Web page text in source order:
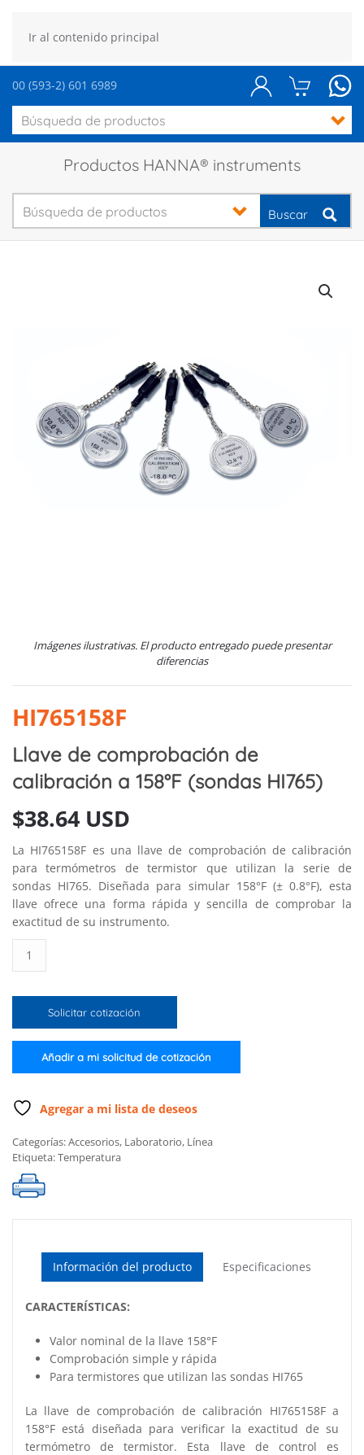
Ir al contenido principal
00 (593-2) 601 6989
Productos HANNA® instruments
Buscar
Imágenes ilustrativas. El producto entregado puede presentar
diferencias
HI765158F
Llave de comprobación de
calibración a 158°F (sondas HI765)
$38.64 USD
La HI765158F es una llave de comprobación de calibración
para termómetros de termistor que utilizan la serie de
sondas HI765. Diseñada para simular 158°F (± 0.8°F), esta
llave ofrece una forma rápida y sencilla de comprobar la
exactitud de su instrumento.
de
calibración
(sondas
cantidad
Solicitar cotización
Añadir a mi solicitud de cotización
Agregar a mi lista de deseos
Categorías:Accesorios, Laboratorio, Línea
Etiqueta:Temperatura
Información del producto Especificaciones
CARACTERÍSTICAS:
Valor nominal de la llave 158°F
Comprobación simple y rápida
Para termistores que utilizan las sondas HI765
La llave de comprobación de calibración HI765158F a
158°F está diseñada para verificar la exactitud de su
termómetro de termistor. Esta llave de control es